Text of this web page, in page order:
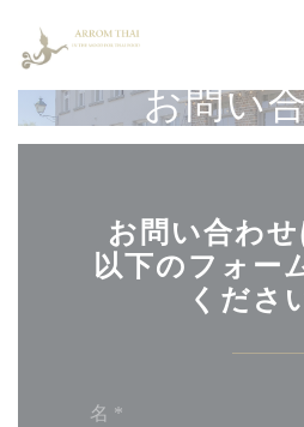
お問い
お問い合わ
以下のフォー
くださ